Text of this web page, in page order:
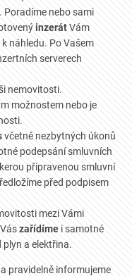
Poradíme nebo sami
inzerátVám
náhledu. Po Vašem
serverech
nemovitosti.
možnostem nebo je
včetně nezbytných úkonů
podepsání smluvních
připravenou smluvní
před podpisem
mezi Vámi
Vászařídímei samotné
plyn a elektřina.
pravidelně informujeme